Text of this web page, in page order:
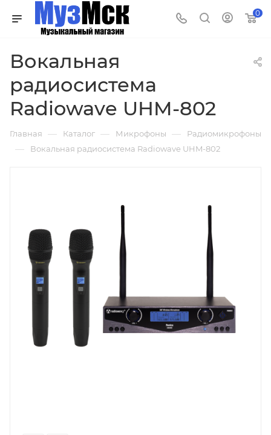
0
Вокальная
радиосистема
Radiowave UHM-802
Главная — Каталог — Микрофоны — Радиомикрофоны
— Вокальная радиосистема Radiowave UHM-802